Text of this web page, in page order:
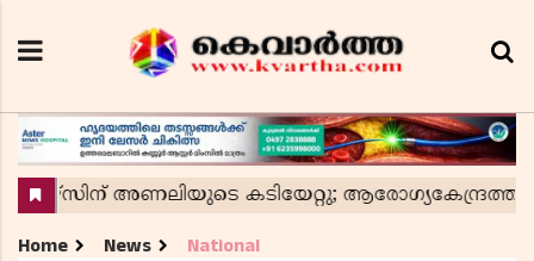
Home News National